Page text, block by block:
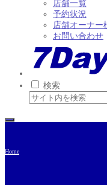
店舗一覧
予約状況
店舗オーナー
お問い合わせ
検索
Home